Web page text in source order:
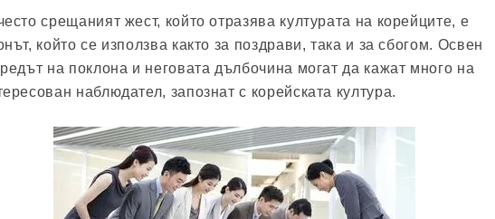
срещаният жест, който отразява културата на корейците, е
който се използва както за поздрави, така и за сбогом. Освен
на поклона и неговата дълбочина могат да кажат много на
наблюдател, запознат с корейската култура.